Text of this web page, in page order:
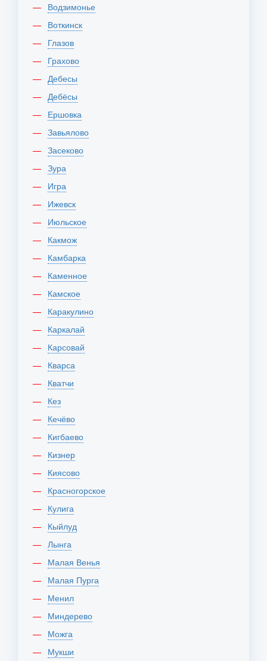
Водзимонье
Воткинск
Глазов
Грахово
Дебесы
Дебёсы
Ершовка
Завьялово
Засеково
Зура
Игра
Ижевск
Июльское
Какмож
Камбарка
Каменное
Камское
Каракулино
Каркалай
Карсовай
Кварса
Кватчи
Кез
Кечёво
Кигбаево
Кизнер
Киясово
Красногорское
Кулига
Кыйлуд
Лынга
Малая Венья
Малая Пурга
Менил
Миндерево
Можга
Мукши